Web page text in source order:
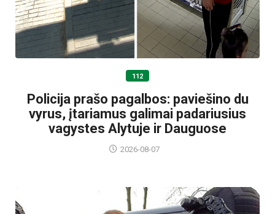
112
Policija prašo pagalbos: paviešino du
vyrus, įtariamus galimai padariusius
vagystes Alytuje ir Dauguose
2026-08-07